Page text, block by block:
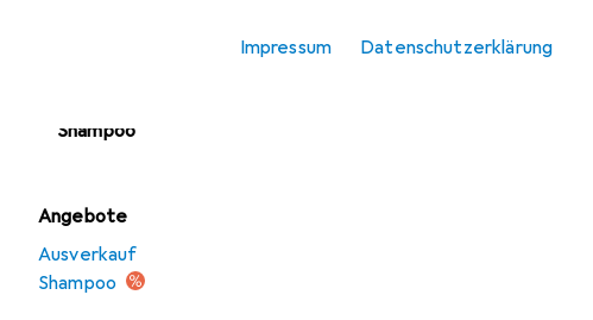
Impressum Datenschutzerklärung
Shampoo
Angebote
Ausverkauf
Shampoo